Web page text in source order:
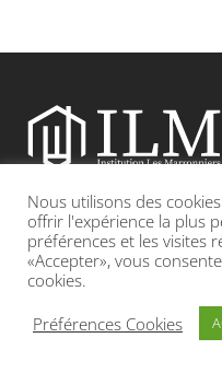
Etablissement catholique
Adresse : 19, Grande rue
INFOS LÉGALES
Nous utilisons des
offrir l'expérience la plus
préférences et les visites
«Accepter», vous
cookies.
Préférences Cookies